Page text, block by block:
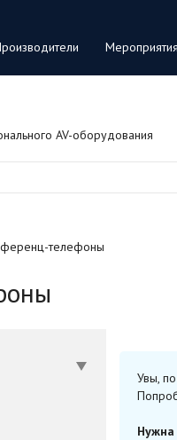
Мероприятия
AV-оборудования
телефоны
Увы,